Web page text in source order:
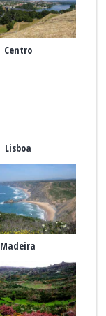
Centro
Lisboa
Madeira